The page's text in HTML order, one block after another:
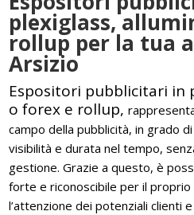
plexiglass,
rollup per la tua
Arsizio
Espositori pubblicitari in
o forex e rollup,
campo della pubblicità, in grado
visibilità e durata nel tempo,
gestione. Grazie a questo, è
forte e riconoscibile per il
l’attenzione dei potenziali clienti